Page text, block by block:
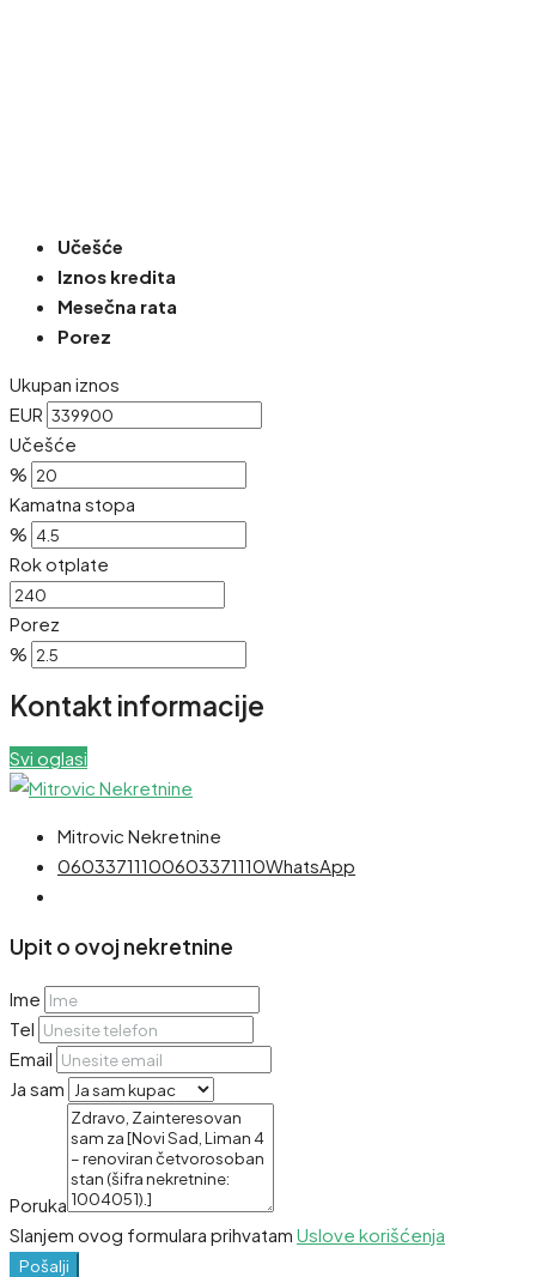
Učešće
Iznos kredita
Mesečna rata
Porez
Ukupan iznos
EUR
Učešće
%
Kamatna stopa
%
Rok otplate
Porez
%
Kontakt informacije
Svi oglasi
Mitrovic Nekretnine
06033711100603371110WhatsApp
Upit o ovoj nekretnine
Ime
Tel
Email
Ja sam
Poruka
Slanjem ovog formulara prihvatam Uslove korišćenja
Pošalji